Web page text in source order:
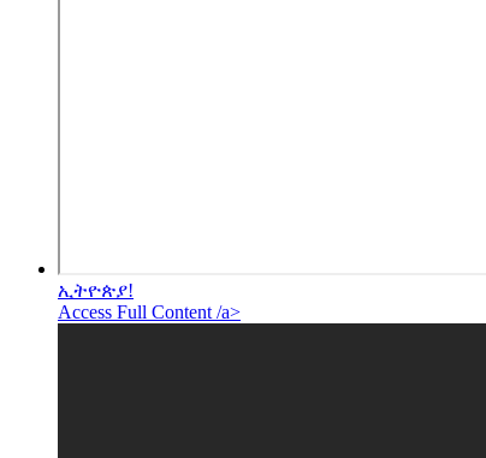
ኢትዮጵያ!
Access Full Content /a>